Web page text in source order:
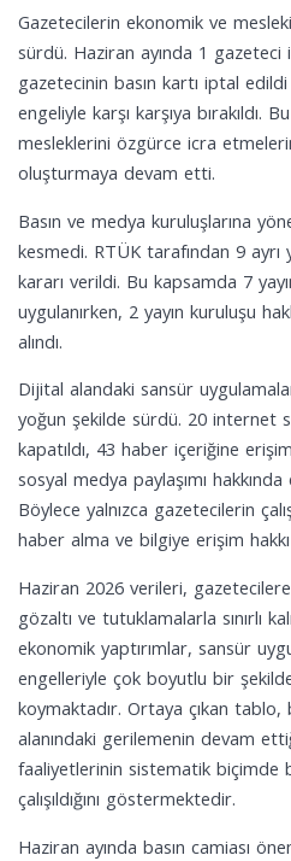
Gazetecilerin ekonomik ve
sürdü. Haziran ayında 1 gazeteci
gazetecinin basın kartı iptal
engeliyle karşı karşıya bırakıldı.
mesleklerini özgürce icra
oluşturmaya devam etti.
Basın ve medya kuruluşlarına
kesmedi. RTÜK tarafından 9 ayrı
kararı verildi. Bu kapsamda 7
uygulanırken, 2 yayın kuruluşu
alındı.
Dijital alandaki sansür
yoğun şekilde sürdü. 20 internet
kapatıldı, 43 haber içeriğine
sosyal medya paylaşımı
Böylece yalnızca gazetecilerin
haber alma ve bilgiye erişim
Haziran 2026 verileri, gazetecilere
gözaltı ve tutuklamalarla sınırlı
ekonomik yaptırımlar, sansür
engelleriyle çok boyutlu bir
koymaktadır. Ortaya çıkan tablo,
alanındaki gerilemenin devam
faaliyetlerinin sistematik biçimde
çalışıldığını göstermektedir.
Haziran ayında basın camiası